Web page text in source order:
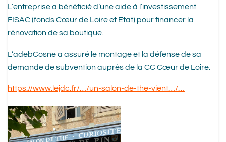
L’entreprise a bénéficié d’une aide à l’investissement
FISAC (fonds Cœur de Loire et Etat) pour financer la
rénovation de sa boutique.
L’adebCosne a assuré le montage et la défense de sa
demande de subvention auprès de la CC Cœur de Loire.
https://www.lejdc.fr/…/un-salon-de-the-vient…/…